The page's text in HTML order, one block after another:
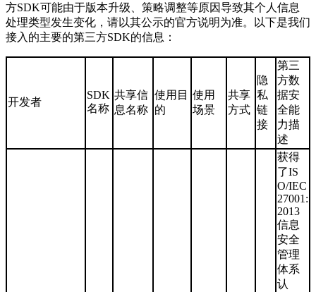
方SDK可能由于版本升级、策略调整等原因导致其个人信息
处理类型发生变化，请以其公示的官方说明为准。以下是我们
接入的主要的第三方SDK的信息：
开发者
SDK
名称
共享信
息名称
使用目
的
使用
场景
共享
方式
隐
私
链
接
第三
方数
据安
全能
力描
述
获得
了IS
O/IEC
27001:
2013
信息
安全
管理
体系
认